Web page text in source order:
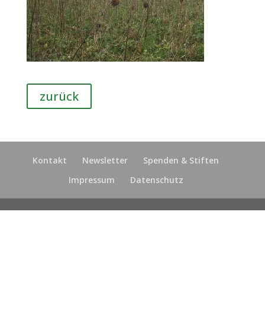
zurück
Kontakt Newsletter
Spenden & Stiften
Impressum
Datenschutz